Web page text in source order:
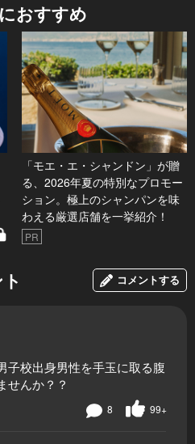
おすすめ
「モエ・エ・シャンドン」が贈
る、2026年夏の特別なプロモー
ション。極上のシャンパンを味
わえる厳選店舗を一挙紹介！
PR
コメントする
子校出身男性を手玉に取る腹
せんか？？
99+
8